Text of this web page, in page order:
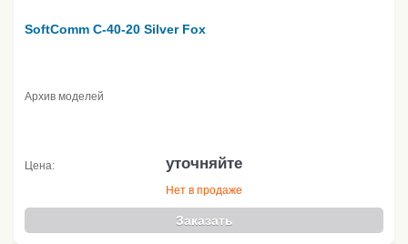
SoftComm C-40-20 Silver Fox
Архив моделей
Цена: уточняйте
Нет в продаже
Заказать